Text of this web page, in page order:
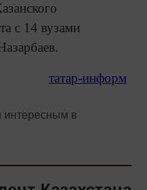
с 14 вузами
татар-информ
в